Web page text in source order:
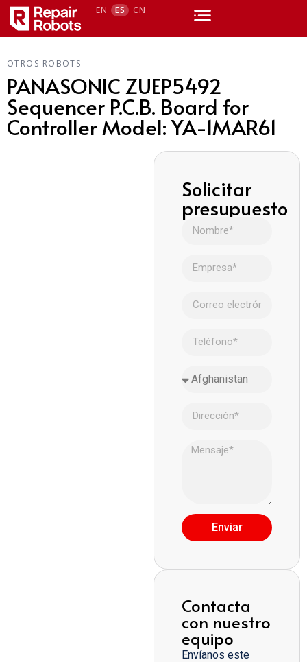
EN ES CN
OTROS ROBOTS
PANASONIC ZUEP5492
Sequencer P.C.B. Board for
Controller Model: YA-1MAR61
Solicitar
presupuesto
Enviar
Contacta
con nuestro
equipo
Envíanos este